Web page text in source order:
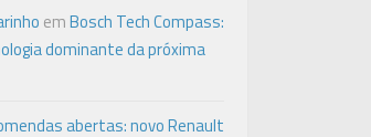
emBosch Tech Compass:
dominante da próxima
abertas: novo Renault